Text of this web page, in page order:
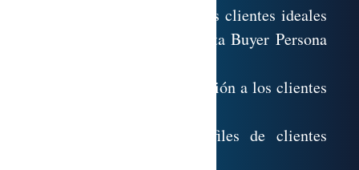
Definición y uso de los clientes ideales
y uso de la herramienta Buyer Persona
2.1. Ventajas de la dedicación a los clientes
2.2. Generación de perfiles de clientes